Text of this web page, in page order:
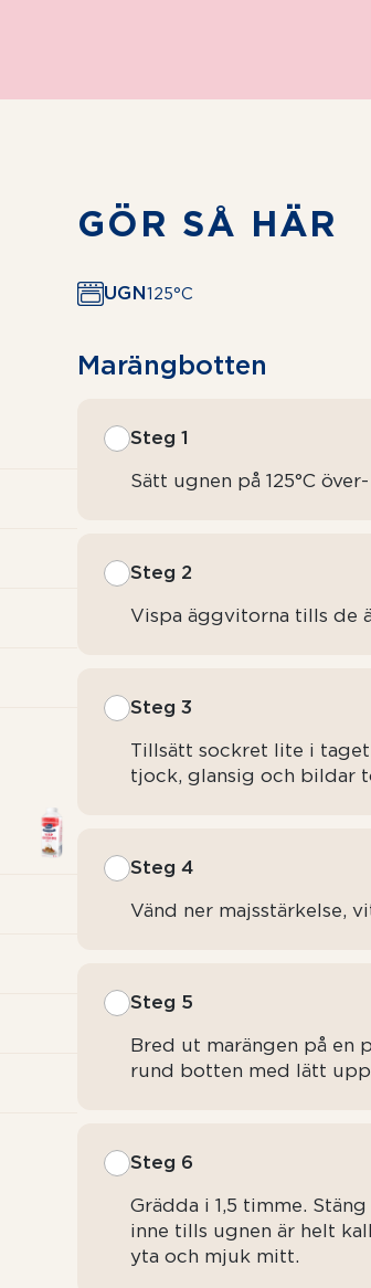
GÖR SÅ HÄR
UGN125°C
Marängbotten
Steg 1
Sätt ugnen på 125°C
Steg 2
Vispa äggvitorna tills de
Steg 3
Tillsätt sockret lite i
tjock, glansig och bildar
Steg 4
Vänd ner majsstärkelse,
Steg 5
Bred ut marängen på en
rund botten med lätt
Steg 6
Grädda i 1,5 timme.
inne tills ugnen är helt
yta och mjuk mitt.